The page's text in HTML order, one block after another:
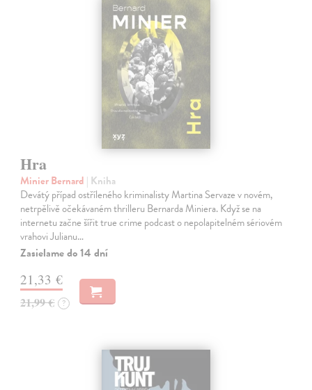
Hra
Minier Bernard | Kniha
Devátý případ ostříleného kriminalisty Martina Servaze v novém,
netrpělivě očekávaném thrilleru Bernarda Miniera. Když se na
internetu začne šířit true crime podcast o nepolapitelném sériovém
vrahovi Julianu…
Zasielame do 14 dní
21,33 €
21,99 € ?